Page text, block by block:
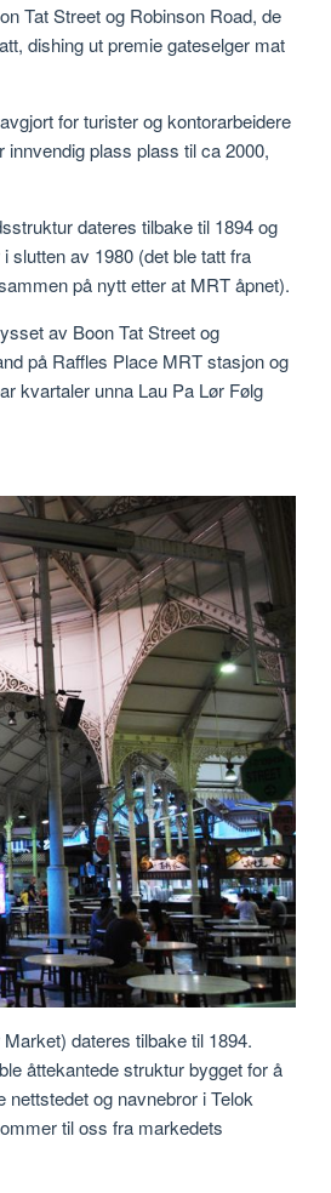
Tat Street og Robinson Road, de
dishing ut premie gateselger mat
for turister og kontorarbeidere
plass plass til ca 2000,
dateres tilbake til 1894 og
slutten av 1980 (det ble tatt fra
på nytt etter at MRT åpnet).
av Boon Tat Street og
på Raffles Place MRT stasjon og
kvartaler unna Lau Pa Lør Følg
dateres tilbake til 1894.
åttekantede struktur bygget for å
og navnebror i Telok
til oss fra markedets